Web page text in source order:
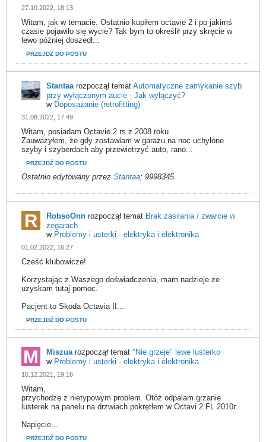
27.10.2022, 18:13
Witam, jak w temacie. Ostatnio kupiłem octavie 2 i po jakimś
czasie pojawiło się wycie? Tak bym to określił przy skręcie w
lewo później doszedł...
PRZEJDŹ DO POSTU
Stantaarozpoczął temat Automatyczne zamykanie szyb
przy wyłączonym aucie - Jak wyłączyć?
w Doposażanie (retrofitting)
31.08.2022, 17:49
Witam, posiadam Octavie 2 rs z 2008 roku.
Zauważyłem, że gdy zostawiam w garażu na noc uchylone
szyby i szyberdach aby przewietrzyć auto, rano...
PRZEJDŹ DO POSTU
Ostatnio edytowany przez Stantaa; 9998345.
RobsoOnn rozpoczął temat Brak zasilania / zwarcie w
zegarach
w Problemy i usterki - elektryka i elektronika
01.02.2022, 16:27
Cześć klubowicze!
Korzystając z Waszego doświadczenia, mam nadzieje ze
uzyskam tutaj pomoc.
Pacjent to Skoda Octavia II...
PRZEJDŹ DO POSTU
Miszuarozpoczął temat "Nie grzeje" lewe lusterko
w Problemy i usterki - elektryka i elektronika
16.12.2021, 19:16
Witam,
przychodzę z nietypowym problem. Otóż odpalam grzanie
lusterek na panelu na drzwiach pokrętłem w Octavi 2 FL 2010r.
Napięcie...
PRZEJDŹ DO POSTU